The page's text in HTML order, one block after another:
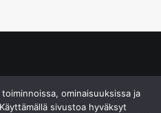
ominaisuuksissa ja
sivustoa hyväksyt